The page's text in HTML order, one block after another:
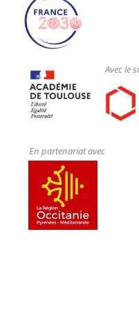
Avec le
En partenariat avec